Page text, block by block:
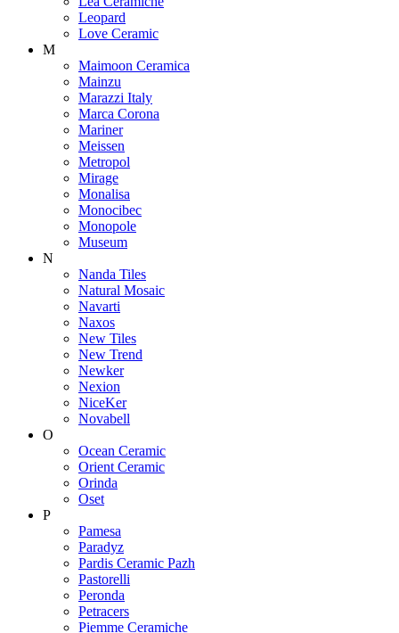
Leopard
Love Ceramic
M
Maimoon Ceramica
Mainzu
Marazzi Italy
Marca Corona
Mariner
Meissen
Metropol
Mirage
Monalisa
Monocibec
Monopole
Museum
N
Nanda Tiles
Natural Mosaic
Navarti
Naxos
New Tiles
New Trend
Newker
Nexion
NiceKer
Novabell
O
Ocean Ceramic
Orient Ceramic
Orinda
Oset
P
Pamesa
Paradyz
Pardis Ceramic Pazh
Pastorelli
Peronda
Petracers
Piemme Ceramiche